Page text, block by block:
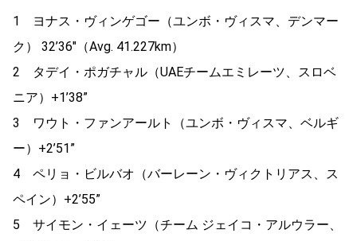
1 ヨナス・ヴィンゲゴー（ユンボ・ヴィスマ、デンマー
ク） 32’36″（Avg. 41.227km）
2 タデイ・ポガチャル（UAEチームエミレーツ、スロベ
ニア）+1’38”
3 ワウト・ファンアールト（ユンボ・ヴィスマ、ベルギ
ー）+2’51”
4 ペリョ・ビルバオ（バーレーン・ヴィクトリアス、ス
ペイン）+2’55”
5 サイモン・イェーツ（チーム ジェイコ・アルウラー、